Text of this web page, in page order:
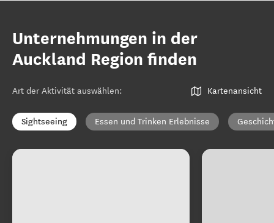
Unternehmungen in der
Auckland Region finden
Art der Aktivität auswählen: Kartenansicht
Sightseeing Essen und Trinken Erlebnisse